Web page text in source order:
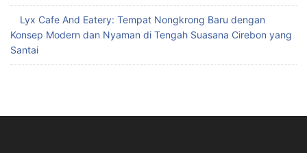
Lyx Cafe And Eatery: Tempat Nongkrong Baru dengan
Konsep Modern dan Nyaman di Tengah Suasana Cirebon yang
Santai